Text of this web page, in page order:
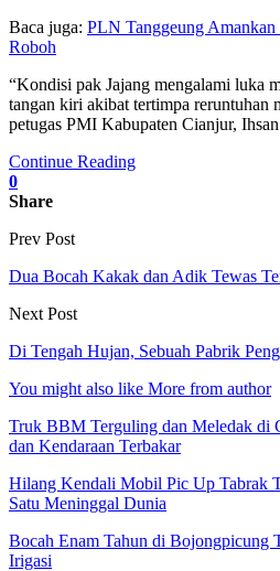
Baca juga: PLN Tanggeung
Roboh
“Kondisi pak Jajang mengalami luka
tangan kiri akibat tertimpa reruntuhan
petugas PMI Kabupaten Cianjur,
Continue Reading
0
Share
Prev Post
Dua Bocah Kakak dan Adik Tewas
Next Post
Di Tengah Hujan, Sebuah Pabrik
You might also like More from author
Truk BBM Terguling dan Meledak di
dan Kendaraan Terbakar
Hilang Kendali Mobil Pic Up Tabrak
Satu Meninggal Dunia
Bocah Enam Tahun di Bojongpicung
Irigasi